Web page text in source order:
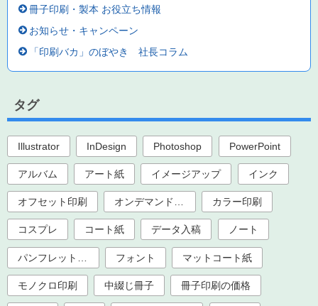
冊子印刷・製本 お役立ち情報
お知らせ・キャンペーン
「印刷バカ」のぼやき 社長コラム
タグ
Illustrator InDesign Photoshop PowerPoint
アルバム アート紙 イメージアップ インク
オフセット印刷 カラー印刷
コスプレ コート紙 データ入稿 ノート
フォント マットコート紙
モノクロ印刷 中綴じ冊子 冊子印刷の価格